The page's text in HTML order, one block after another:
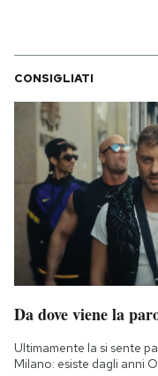
CONSIGLIATI
Da dove viene la
Ultimamente la si sente
Milano: esiste dagli anni